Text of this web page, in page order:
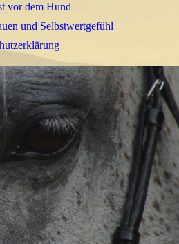
vor dem Hund
und Selbstwertgefühl